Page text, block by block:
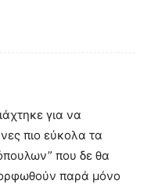
για να
πιο εύκολα τα
που δε θα
παρά μόνο